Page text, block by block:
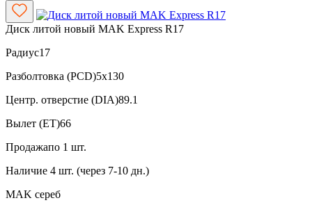
Диск литой новый MAK Express R17
Радиус17
Разболтовка (PCD)5x130
Центр. отверстие (DIA)89.1
Вылет (ET)66
Продажапо 1 шт.
Наличие 4 шт. (через 7-10 дн.)
MAK сереб